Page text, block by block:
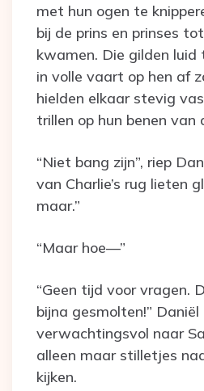
met hun ogen te
bij de prins en prinses
kwamen. Die gilden luid
in volle vaart op hen af
hielden elkaar stevig
trillen op hun benen van
“Niet bang zijn”, riep
van Charlie’s rug lieten
maar.”
“Maar hoe—”
“Geen tijd voor vragen.
bijna gesmolten!” Daniël
verwachtingsvol naar
alleen maar stilletjes
kijken.